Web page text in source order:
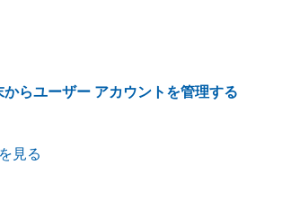
らユーザー アカウントを管理する
見る